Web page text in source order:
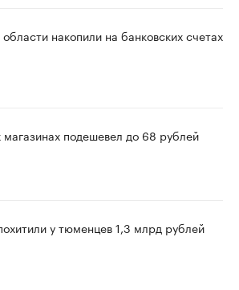
накопили на банковских счетах
подешевел до 68 рублей
у тюменцев 1,3 млрд рублей